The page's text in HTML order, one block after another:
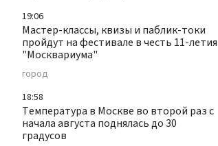
19:06
Мастер-классы, квизы и паблик-токи
пройдут на фестивале в честь 11-летия
"Москвариума"
город
18:58
Температура в Москве во второй раз с
начала августа поднялась до 30
градусов